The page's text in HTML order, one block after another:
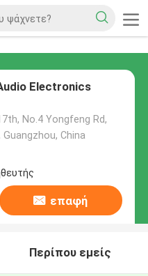
Electronics
No.4 Yongfeng Rd,
China
επαφή
Περίπου εμείς